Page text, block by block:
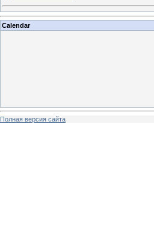
Calendar
Полная версия сайта